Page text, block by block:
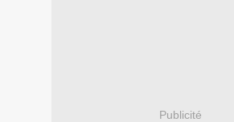
Publicité